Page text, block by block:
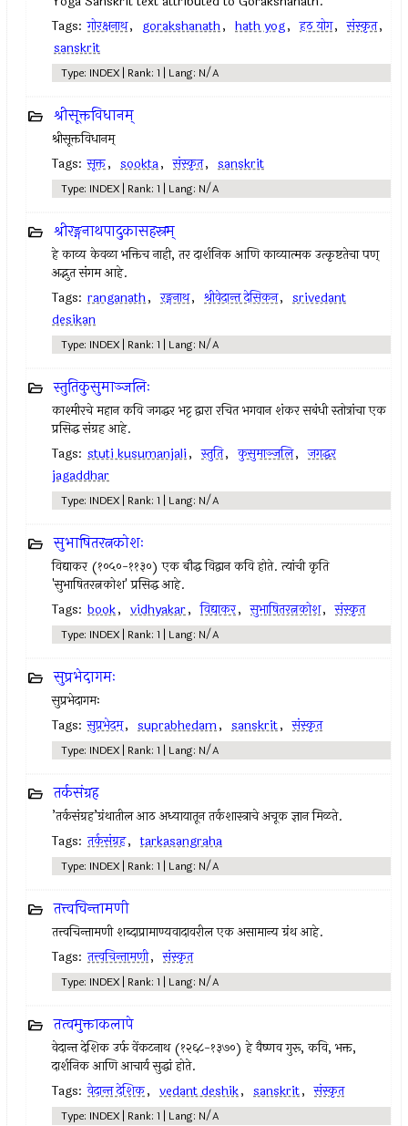
Tags: गोरक्षनाथ, gorakshanath, hath yog, हठ योग, संस्कृत,
sanskrit
Type: INDEX | Rank: 1 | Lang: N/A
श्रीसूक्तविधानम्
श्रीसूक्तविधानम्
Tags: सूक्त, sookta, संस्कृत, sanskrit
Type: INDEX | Rank: 1 | Lang: N/A
श्रीरङ्गनाथपादुकासहस्रम्
हे काव्य केवळा भक्तिच नाही, तर दार्शनिक आणि काव्यात्मक उत्कृष्टतेचा पण्
अद्भुत संगम आहे.
Tags: ranganath, रङ्गनाथ, श्रीवेदान्त देसिकन, srivedant
desikan
Type: INDEX | Rank: 1 | Lang: N/A
स्तुतिकुसुमाञ्जलिः
काश्मीरचे महान कवि जगद्धर भट्ट द्वारा रचित भगवान शंकर सबंधी स्तोत्रांचा एक
प्रसिद्ध संग्रह आहे.
Tags: stuti kusumanjali, स्तुति, कुसुमाञ्जलि, जगद्धर
jagaddhar
Type: INDEX | Rank: 1 | Lang: N/A
सुभाषितरत्नकोशः
विद्याकर (१०५०-११३०) एक बौद्ध विद्वान कवि होते. त्यांची कृति
'सुभाषितरत्नकोश' प्रसिद्ध आहे.
Tags: book, vidhyakar, विद्याकर, सुभाषितरत्नकोश, संस्कृत
Type: INDEX | Rank: 1 | Lang: N/A
सुप्रभेदागमः
सुप्रभेदागमः
Tags: सुप्रभेदम्, suprabhedam, sanskrit, संस्कृत
Type: INDEX | Rank: 1 | Lang: N/A
तर्कसंग्रह
’तर्कसंग्रह’ग्रंथातील आठ अध्यायातून तर्कशास्त्राचे अचूक ज्ञान मिळते.
Tags: तर्कसंग्रह, tarkasangraha
Type: INDEX | Rank: 1 | Lang: N/A
तत्त्वचिन्तामणी
तत्त्वचिन्तामणी शब्दाप्रामाण्यवादावरील एक असामान्य ग्रंथ आहे.
Tags: तत्त्वचिन्तामणी, संस्कृत
Type: INDEX | Rank: 1 | Lang: N/A
तत्वमुक्ताकलापे
वेदान्त देशिक उर्फ वेंकटनाथ (१२६८-१३७०) हे वैष्णव गुरू, कवि, भक्त,
दार्शनिक आणि आचार्य सुद्धां होते.
Tags: वेदान्त देशिक, vedant deshik, sanskrit, संस्कृत
Type: INDEX | Rank: 1 | Lang: N/A